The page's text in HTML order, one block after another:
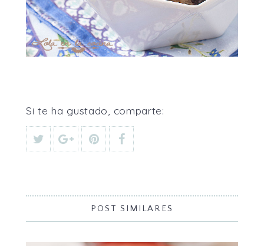
Si te ha gustado, comparte:
POST SIMILARES